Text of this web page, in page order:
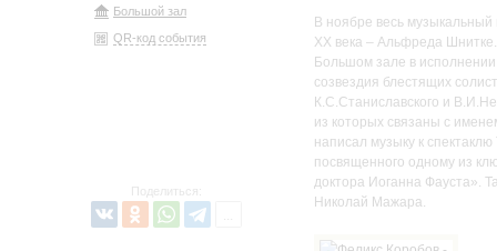
Большой зал
QR-код события
Поделиться:
В ноябре весь
XX века – Альфреда
Большом зале в исполнении
созвездия блестящих
К.С.Станиславского и
из которых связаны с
написал музыку к
посвященного одному из
доктора Иоганна Фауста».
Николай Мажара.